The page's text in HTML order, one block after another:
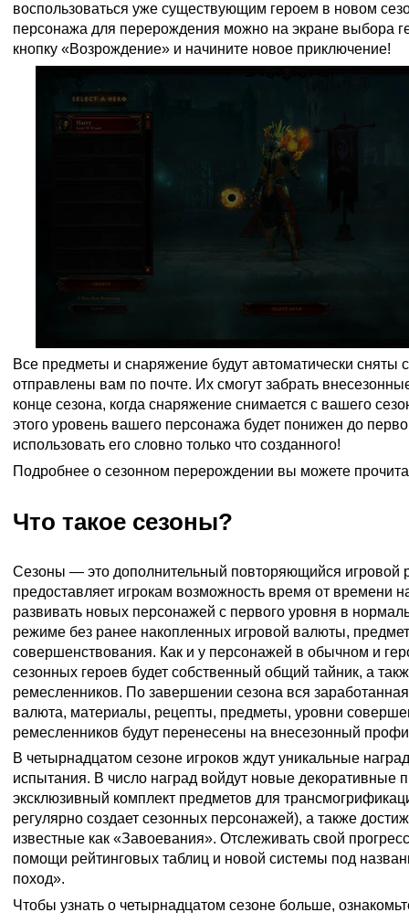
воспользоваться уже существующим героем в новом
персонажа для перерождения можно на экране выбора
кнопку «Возрождение» и начините новое приключение!
Все предметы и снаряжение будут автоматически сняты
отправлены вам по почте. Их смогут забрать
конце сезона, когда снаряжение снимается с вашего
этого уровень вашего персонажа будет понижен до
использовать его словно только что созданного!
Подробнее о сезонном перерождении вы можете
Что такое сезоны?
Сезоны — это дополнительный повторяющийся игровой
предоставляет игрокам возможность время от времени
развивать новых персонажей с первого уровня в
режиме без ранее накопленных игровой валюты,
совершенствования. Как и у персонажей в обычном и
сезонных героев будет собственный общий тайник, а
ремесленников. По завершении сезона вся
валюта, материалы, рецепты, предметы, уровни
ремесленников будут перенесены на внесезонный
В четырнадцатом сезоне игроков ждут уникальные
испытания. В число наград войдут новые декоративные
эксклюзивный комплект предметов для
регулярно создает сезонных персонажей), а также
известные как «Завоевания». Отслеживать свой
помощи рейтинговых таблиц и новой системы под
поход».
Чтобы узнать о четырнадцатом сезоне больше,